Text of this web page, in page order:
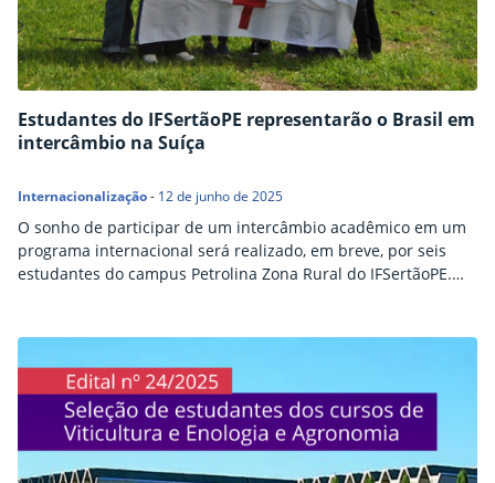
Estudantes do IFSertãoPE representarão o Brasil em
intercâmbio na Suíça
Internacionalização- 12 de junho de 2025
O sonho de participar de um intercâmbio acadêmico em um
programa internacional será realizado, em breve, por seis
estudantes do campus Petrolina Zona Rural do IFSertãoPE.
aprovadas em seleção interna e serão as representantes
brasileiras no Summer University 2025, organizado pela
Escola Superior de…